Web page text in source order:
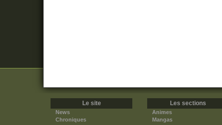
Le site
News
Chroniques
Les sections
Animes
Mangas